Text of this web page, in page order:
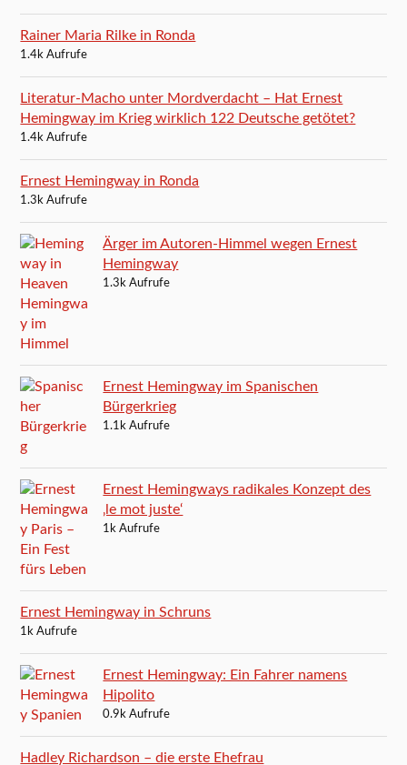
Rainer Maria Rilke in Ronda
1.4k Aufrufe
Literatur-Macho unter Mordverdacht – Hat Ernest
Hemingway im Krieg wirklich 122 Deutsche getötet?
1.4k Aufrufe
Ernest Hemingway in Ronda
1.3k Aufrufe
Ärger im Autoren-Himmel wegen Ernest
Hemingway
1.3k Aufrufe
Ernest Hemingway im Spanischen
Bürgerkrieg
1.1k Aufrufe
Ernest Hemingways radikales Konzept des
‚le mot juste‘
1k Aufrufe
Ernest Hemingway in Schruns
1k Aufrufe
Ernest Hemingway: Ein Fahrer namens
Hipolito
0.9k Aufrufe
Hadley Richardson – die erste Ehefrau